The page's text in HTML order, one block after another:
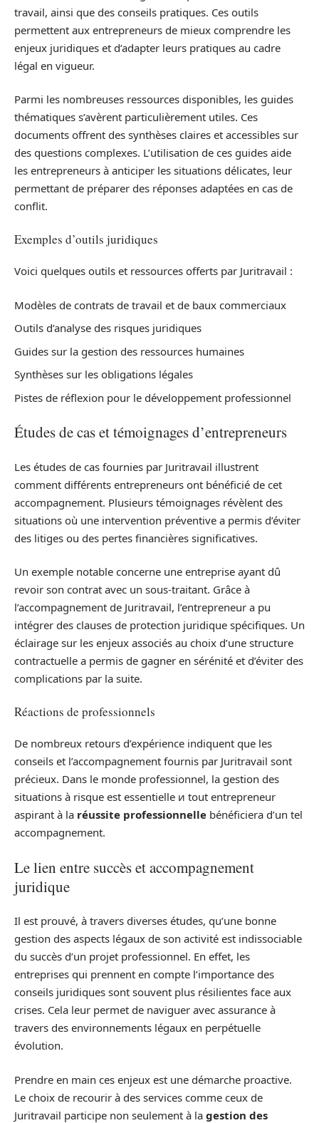
travail, ainsi que des conseils pratiques. Ces outils
permettent aux entrepreneurs de mieux comprendre les
enjeux juridiques et d’adapter leurs pratiques au cadre
légal en vigueur.
Parmi les nombreuses ressources disponibles, les guides
thématiques s’avèrent particulièrement utiles. Ces
documents offrent des synthèses claires et accessibles sur
des questions complexes. L’utilisation de ces guides aide
les entrepreneurs à anticiper les situations délicates, leur
permettant de préparer des réponses adaptées en cas de
conflit.
Exemples d’outils juridiques
Voici quelques outils et ressources offerts par Juritravail :
Modèles de contrats de travail et de baux commerciaux
Outils d’analyse des risques juridiques
Guides sur la gestion des ressources humaines
Synthèses sur les obligations légales
Pistes de réflexion pour le développement professionnel
Études de cas et témoignages d’entrepreneurs
Les études de cas fournies par Juritravail illustrent
comment différents entrepreneurs ont bénéficié de cet
accompagnement. Plusieurs témoignages révèlent des
situations où une intervention préventive a permis d’éviter
des litiges ou des pertes financières significatives.
Un exemple notable concerne une entreprise ayant dû
revoir son contrat avec un sous-traitant. Grâce à
l’accompagnement de Juritravail, l’entrepreneur a pu
intégrer des clauses de protection juridique spécifiques. Un
éclairage sur les enjeux associés au choix d’une structure
contractuelle a permis de gagner en sérénité et d’éviter des
complications par la suite.
Réactions de professionnels
De nombreux retours d’expérience indiquent que les
conseils et l’accompagnement fournis par Juritravail sont
précieux. Dans le monde professionnel, la gestion des
situations à risque est essentielle и tout entrepreneur
aspirant à la réussite professionnelle bénéficiera d’un tel
accompagnement.
Le lien entre succès et accompagnement
juridique
Il est prouvé, à travers diverses études, qu’une bonne
gestion des aspects légaux de son activité est indissociable
du succès d’un projet professionnel. En effet, les
entreprises qui prennent en compte l’importance des
conseils juridiques sont souvent plus résilientes face aux
crises. Cela leur permet de naviguer avec assurance à
travers des environnements légaux en perpétuelle
évolution.
Prendre en main ces enjeux est une démarche proactive.
Le choix de recourir à des services comme ceux de
Juritravail participe non seulement à la gestion des